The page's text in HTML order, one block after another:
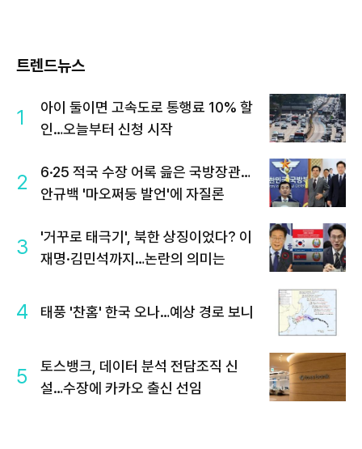
트렌드뉴스
1
아이 둘이면 고속도로 통행료 10% 할
인…오늘부터 신청 시작
2
6·25 적국 수장 어록 읊은 국방장관…
안규백 '마오쩌둥 발언'에 자질론
3
'거꾸로 태극기', 북한 상징이었다? 이
재명·김민석까지…논란의 의미는
4 태풍 '찬홈' 한국 오나…예상 경로 보니
5
토스뱅크, 데이터 분석 전담조직 신
설…수장에 카카오 출신 선임